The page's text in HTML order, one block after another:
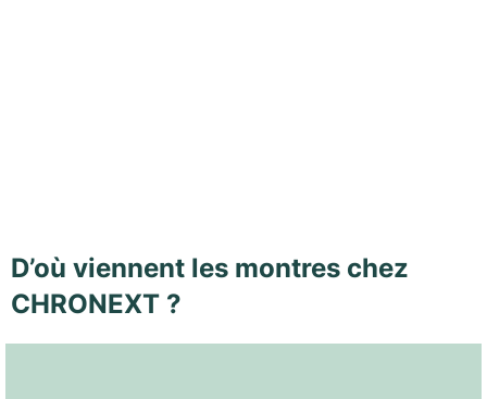
D’où viennent les montres chez
CHRONEXT ?